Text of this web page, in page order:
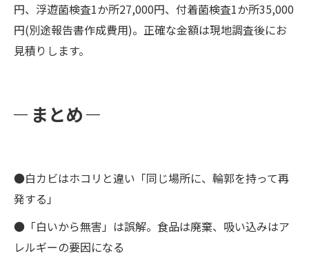
円、浮遊菌検査1か所27,000円、付着菌検査1か所35,000
円(別途報告書作成費用)。正確な金額は現地調査後にお
見積りします。
まとめ
●白カビはホコリと違い「同じ場所に、輪郭を持って再
発する」
●「白いから無害」は誤解。食品は廃棄、吸い込みはア
レルギーの要因になる